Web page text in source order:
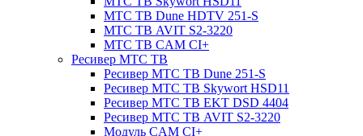
МТС ТВ Dune HDTV 251-S
МТС ТВ AVIT S2-3220
МТС ТВ CAM CI+
Ресивер МТС ТВ
Ресивер МТС ТВ Dune 251-S
Ресивер МТС ТВ Skywort HSD11
Ресивер МТС ТВ EKT DSD 4404
Ресивер МТС ТВ AVIT S2-3220
Модуль CAM CI+